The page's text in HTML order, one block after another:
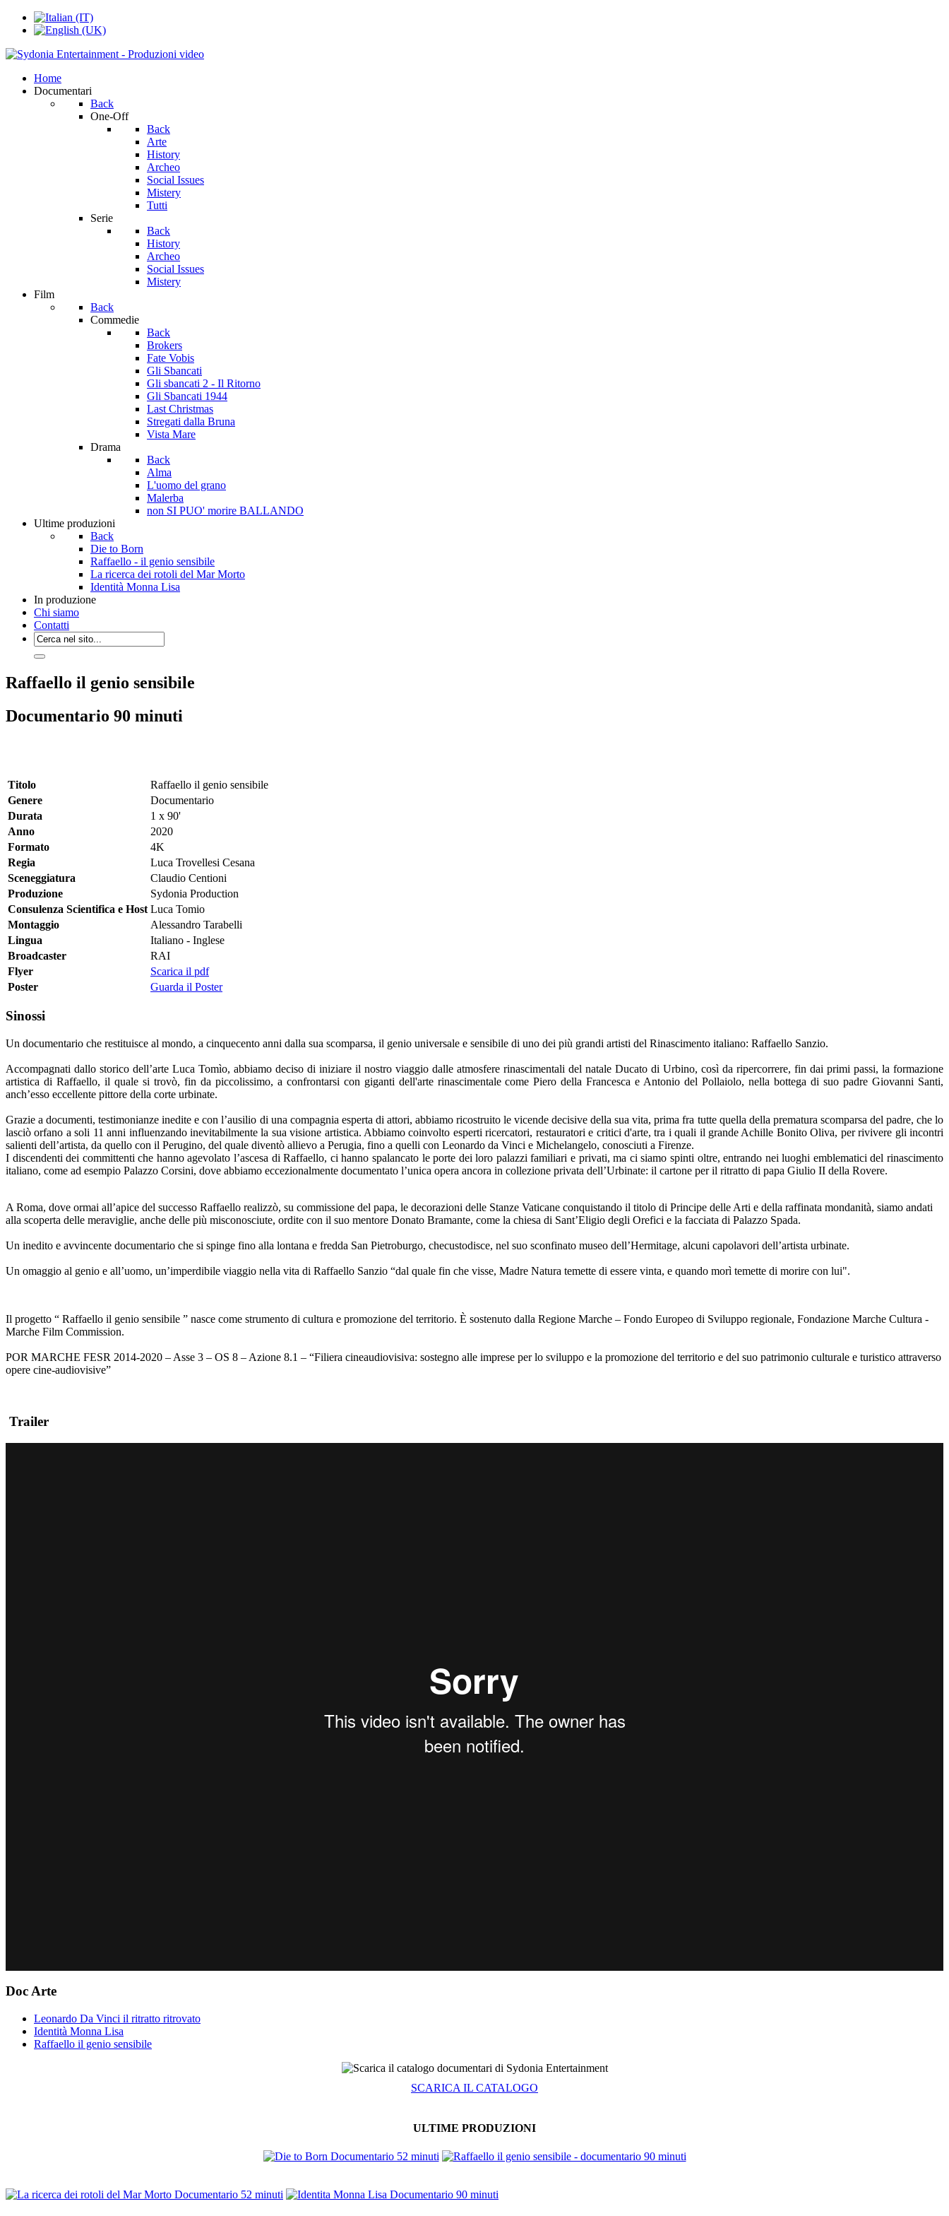
Home
Documentari
Back
One-Off
Back
Arte
History
Archeo
Social Issues
Mistery
Tutti
Serie
Back
History
Archeo
Social Issues
Mistery
Film
Back
Commedie
Back
Brokers
Fate Vobis
Gli Sbancati
Gli sbancati 2 - Il Ritorno
Gli Sbancati 1944
Last Christmas
Stregati dalla Bruna
Vista Mare
Drama
Back
Alma
L'uomo del grano
Malerba
non SI PUO' morire BALLANDO
Ultime produzioni
Back
Die to Born
Raffaello - il genio sensibile
La ricerca dei rotoli del Mar Morto
Identità Monna Lisa
In produzione
Chi siamo
Contatti
Raffaello il genio sensibile
Documentario 90 minuti
Titolo
Raffaello il genio sensibile
Genere
Documentario
Durata
1 x 90'
Anno
2020
Formato
4K
Regia
Luca Trovellesi Cesana
Sceneggiatura
Claudio Centioni
Produzione
Sydonia Production
Consulenza Scientifica e Host Luca Tomio
Montaggio
Alessandro Tarabelli
Lingua
Italiano - Inglese
Broadcaster
RAI
Flyer
Scarica il pdf
Poster
Guarda il Poster
Sinossi
Un documentario che restituisce al mondo, a cinquecento anni dalla sua scomparsa, il genio universale e sensibile di uno dei più grandi artisti del Rinascimento italiano: Raffaello Sanzio.
Accompagnati dallo storico dell’arte Luca Tomìo, abbiamo deciso di iniziare il nostro viaggio dalle atmosfere rinascimentali del natale Ducato di Urbino, così da ripercorrere, fin dai primi passi, la formazione
artistica di Raffaello, il quale si trovò, fin da piccolissimo, a confrontarsi con giganti dell'arte rinascimentale come Piero della Francesca e Antonio del Pollaiolo, nella bottega di suo padre Giovanni Santi,
anch’esso eccellente pittore della corte urbinate.
Grazie a documenti, testimonianze inedite e con l’ausilio di una compagnia esperta di attori, abbiamo ricostruito le vicende decisive della sua vita, prima fra tutte quella della prematura scomparsa del padre, che lo
lasciò orfano a soli 11 anni influenzando inevitabilmente la sua visione artistica. Abbiamo coinvolto esperti ricercatori, restauratori e critici d'arte, tra i quali il grande Achille Bonito Oliva, per rivivere gli incontri
salienti dell’artista, da quello con il Perugino, del quale diventò allievo a Perugia, fino a quelli con Leonardo da Vinci e Michelangelo, conosciuti a Firenze.
I discendenti dei committenti che hanno agevolato l’ascesa di Raffaello, ci hanno spalancato le porte dei loro palazzi familiari e privati, ma ci siamo spinti oltre, entrando nei luoghi emblematici del rinascimento
italiano, come ad esempio Palazzo Corsini, dove abbiamo eccezionalmente documentato l’unica opera ancora in collezione privata dell’Urbinate: il cartone per il ritratto di papa Giulio II della Rovere.
A Roma, dove ormai all’apice del successo Raffaello realizzò, su commissione del papa, le decorazioni delle Stanze Vaticane conquistando il titolo di Principe delle Arti e della raffinata mondanità, siamo andati
alla scoperta delle meraviglie, anche delle più misconosciute, ordite con il suo mentore Donato Bramante, come la chiesa di Sant’Eligio degli Orefici e la facciata di Palazzo Spada.
Un inedito e avvincente documentario che si spinge fino alla lontana e fredda San Pietroburgo, checustodisce, nel suo sconfinato museo dell’Hermitage, alcuni capolavori dell’artista urbinate.
Un omaggio al genio e all’uomo, un’imperdibile viaggio nella vita di Raffaello Sanzio “dal quale fin che visse, Madre Natura temette di essere vinta, e quando morì temette di morire con lui".
Il progetto “ Raffaello il genio sensibile ” nasce come strumento di cultura e promozione del territorio. È sostenuto dalla Regione Marche – Fondo Europeo di Sviluppo regionale, Fondazione Marche Cultura -
Marche Film Commission.
POR MARCHE FESR 2014-2020 – Asse 3 – OS 8 – Azione 8.1 – “Filiera cineaudiovisiva: sostegno alle imprese per lo sviluppo e la promozione del territorio e del suo patrimonio culturale e turistico attraverso
opere cine-audiovisive”
Trailer
Doc Arte
Leonardo Da Vinci il ritratto ritrovato
Identità Monna Lisa
Raffaello il genio sensibile
SCARICA IL CATALOGO
ULTIME PRODUZIONI